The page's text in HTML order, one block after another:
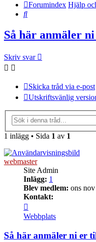
Forumindex Hjälp
Sök
Så här anmäler
Skriv svar
Skicka tråd via e-post
Utskriftsvänlig
1 inlägg • Sida 1 av 1
webmaster
Site Admin
Inlägg: 1
Blev medlem: ons
Kontakt:
webmaster
Webbplats
Så här anmäler ni er